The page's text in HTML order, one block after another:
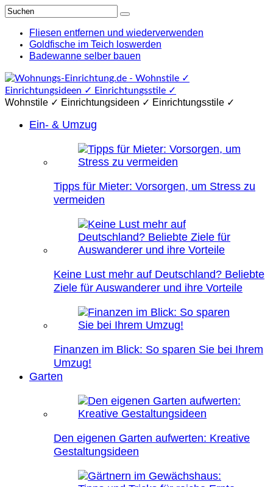
Fliesen entfernen und wiederverwenden
Goldfische im Teich loswerden
Badewanne selber bauen
Wohnstile ✓ Einrichtungsideen ✓ Einrichtungsstile ✓
Ein- & Umzug
Tipps für Mieter: Vorsorgen, um Stress zu
vermeiden
Keine Lust mehr auf Deutschland? Beliebte
Ziele für Auswanderer und ihre Vorteile
Finanzen im Blick: So sparen Sie bei Ihrem
Umzug!
Garten
Den eigenen Garten aufwerten: Kreative
Gestaltungsideen